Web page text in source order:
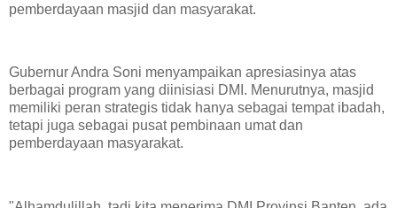
pemberdayaan masjid dan masyarakat.
Gubernur Andra Soni menyampaikan apresiasinya atas
berbagai program yang diinisiasi DMI. Menurutnya, masjid
memiliki peran strategis tidak hanya sebagai tempat ibadah,
tetapi juga sebagai pusat pembinaan umat dan
pemberdayaan masyarakat.